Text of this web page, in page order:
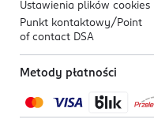
Ustawienia plików cookies
Punkt kontaktowy/ Point
of contact DSA
Metody płatności